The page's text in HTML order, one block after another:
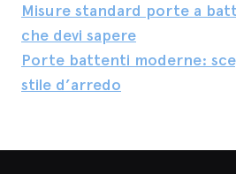
Misure standard porte a
che devi sapere
Porte battenti moderne:
stile d’arredo